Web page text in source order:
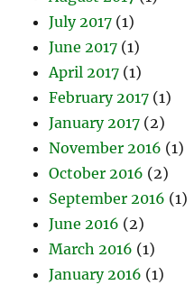
July 2017 (1)
June 2017 (1)
April 2017 (1)
February 2017 (1)
January 2017 (2)
November 2016 (1)
October 2016 (2)
September 2016 (1)
June 2016 (2)
March 2016 (1)
January 2016 (1)